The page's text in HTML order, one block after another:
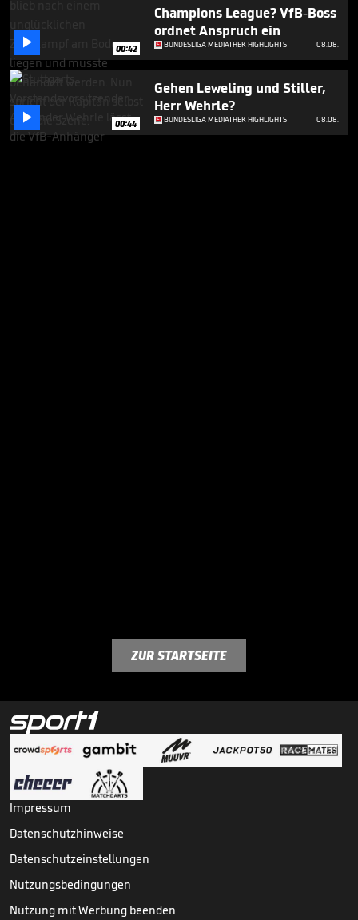
 00:42
Champions League? VfB-Boss
ordnet Anspruch ein
BUNDESLIGA MEDIATHEK HIGHLIGHTS 08.08.
 00:44
Gehen Leweling und Stiller,
Herr Wehrle?
BUNDESLIGA MEDIATHEK HIGHLIGHTS 08.08.
ZUR STARTSEITE
Impressum
Datenschutzhinweise
Datenschutzeinstellungen
Nutzungsbedingungen
Nutzung mit Werbung beenden